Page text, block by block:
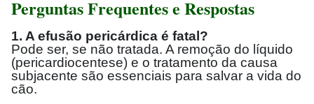
Perguntas Frequentes e Respostas
1. A efusão pericárdica é fatal?
Pode ser, se não tratada. A remoção do líquido
(pericardiocentese) e o tratamento da causa
subjacente são essenciais para salvar a vida do
cão.